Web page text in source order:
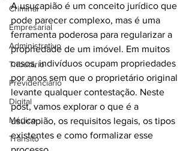
Criminal
Empresarial
Administrativo
Tributário
Previdenciário
Digital
Médico
Trânsito
A usucapião é um conceito jurídico que
pode parecer complexo, mas é uma
ferramenta poderosa para regularizar a
propriedade de um imóvel. Em muitos
casos, indivíduos ocupam propriedades
por anos sem que o proprietário original
levante qualquer contestação. Neste
post, vamos explorar o que é a
usucapião, os requisitos legais, os tipos
existentes e como formalizar esse